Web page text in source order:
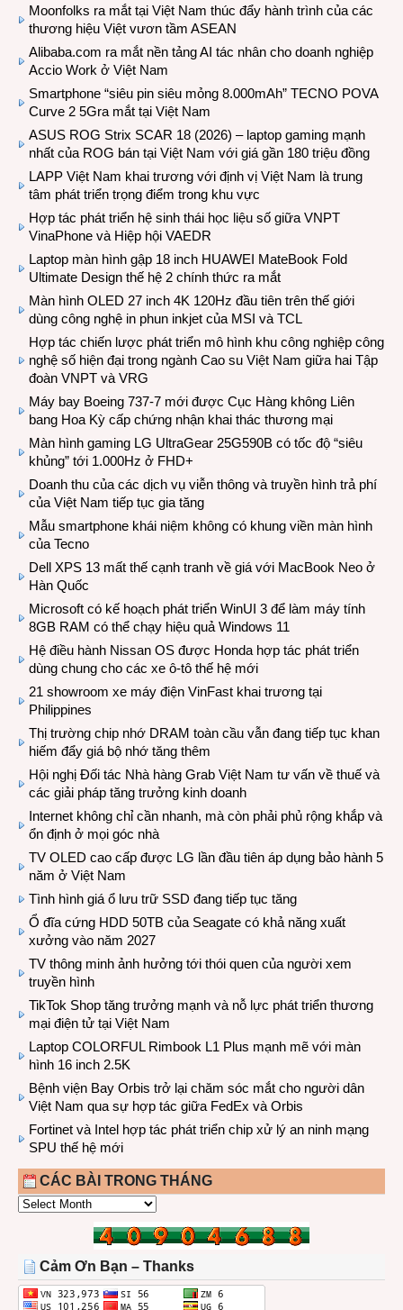
Moonfolks ra mắt tại Việt Nam thúc đẩy hành trình của các
thương hiệu Việt vươn tầm ASEAN
Alibaba.com ra mắt nền tảng AI tác nhân cho doanh nghiệp
Accio Work ở Việt Nam
Smartphone “siêu pin siêu mỏng 8.000mAh” TECNO POVA
Curve 2 5Gra mắt tại Việt Nam
ASUS ROG Strix SCAR 18 (2026) – laptop gaming mạnh
nhất của ROG bán tại Việt Nam với giá gần 180 triệu đồng
LAPP Việt Nam khai trương với định vị Việt Nam là trung
tâm phát triển trọng điểm trong khu vực
Hợp tác phát triển hệ sinh thái học liệu số giữa VNPT
VinaPhone và Hiệp hội VAEDR
Laptop màn hình gập 18 inch HUAWEI MateBook Fold
Ultimate Design thế hệ 2 chính thức ra mắt
Màn hình OLED 27 inch 4K 120Hz đầu tiên trên thế giới
dùng công nghệ in phun inkjet của MSI và TCL
Hợp tác chiến lược phát triển mô hình khu công nghiệp công
nghệ số hiện đại trong ngành Cao su Việt Nam giữa hai Tập
đoàn VNPT và VRG
Máy bay Boeing 737-7 mới được Cục Hàng không Liên
bang Hoa Kỳ cấp chứng nhận khai thác thương mại
Màn hình gaming LG UltraGear 25G590B có tốc độ “siêu
khủng” tới 1.000Hz ở FHD+
Doanh thu của các dịch vụ viễn thông và truyền hình trả phí
của Việt Nam tiếp tục gia tăng
Mẫu smartphone khái niệm không có khung viền màn hình
của Tecno
Dell XPS 13 mất thế cạnh tranh về giá với MacBook Neo ở
Hàn Quốc
Microsoft có kế hoạch phát triển WinUI 3 để làm máy tính
8GB RAM có thể chạy hiệu quả Windows 11
Hệ điều hành Nissan OS được Honda hợp tác phát triển
dùng chung cho các xe ô-tô thế hệ mới
21 showroom xe máy điện VinFast khai trương tại
Philippines
Thị trường chip nhớ DRAM toàn cầu vẫn đang tiếp tục khan
hiếm đẩy giá bộ nhớ tăng thêm
Hội nghị Đối tác Nhà hàng Grab Việt Nam tư vấn về thuế và
các giải pháp tăng trưởng kinh doanh
Internet không chỉ cần nhanh, mà còn phải phủ rộng khắp và
ổn định ở mọi góc nhà
TV OLED cao cấp được LG lần đầu tiên áp dụng bảo hành 5
năm ở Việt Nam
Tình hình giá ổ lưu trữ SSD đang tiếp tục tăng
Ổ đĩa cứng HDD 50TB của Seagate có khả năng xuất
xưởng vào năm 2027
TV thông minh ảnh hưởng tới thói quen của người xem
truyền hình
TikTok Shop tăng trưởng mạnh và nỗ lực phát triển thương
mại điện tử tại Việt Nam
Laptop COLORFUL Rimbook L1 Plus mạnh mẽ với màn
hình 16 inch 2.5K
Bệnh viện Bay Orbis trở lại chăm sóc mắt cho người dân
Việt Nam qua sự hợp tác giữa FedEx và Orbis
Fortinet và Intel hợp tác phát triển chip xử lý an ninh mạng
SPU thế hệ mới
CÁC BÀI TRONG THÁNG
CÁC
THÁNG
Cảm Ơn Bạn – Thanks